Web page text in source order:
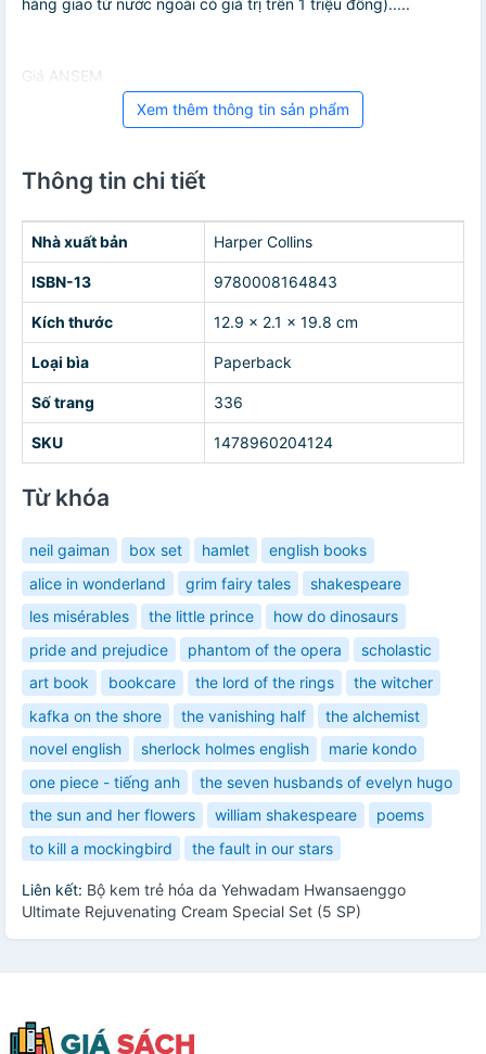
hàng giao từ nước ngoài có giá trị trên 1 triệu đồng).....
Giá ANSEM
Xem thêm thông tin sản phẩm
Thông tin chi tiết
Nhà xuất bản Harper Collins
ISBN-13 9780008164843
Kích thước 12.9 x 2.1 x 19.8 cm
Loại bìa Paperback
Số trang 336
SKU 1478960204124
Từ khóa
neil gaiman box set hamlet
english books
alice in wonderland
grim fairy tales
shakespeare
les misérables
the little prince
how do dinosaurs
pride and prejudice
phantom of the opera
scholastic
art book
bookcare the lord of the rings
the witcher
kafka on the shore
the vanishing half
the alchemist
novel english
sherlock holmes english
marie kondo
one piece - tiếng anh
the seven husbands of evelyn hugo
the sun and her flowers
william shakespeare
poems
to kill a mockingbird
the fault in our stars
Liên kết: Bộ kem trẻ hóa da Yehwadam Hwansaenggo
Ultimate Rejuvenating Cream Special Set (5 SP)